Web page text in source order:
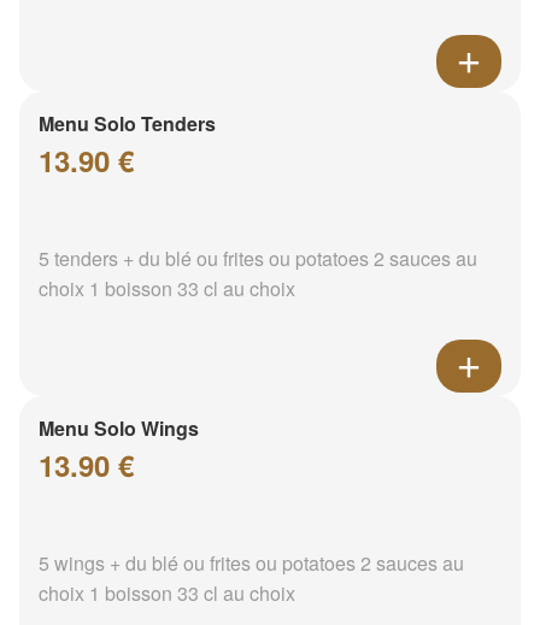
Menu Solo Tenders
13.90 €
5 tenders + du blé ou frites ou potatoes 2 sauces au
choix 1 boisson 33 cl au choix
Menu Solo Wings
13.90 €
5 wings + du blé ou frites ou potatoes 2 sauces au
choix 1 boisson 33 cl au choix